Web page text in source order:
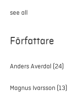
see all
Författare
Anders Averdal (24)
Magnus Ivarsson (13)